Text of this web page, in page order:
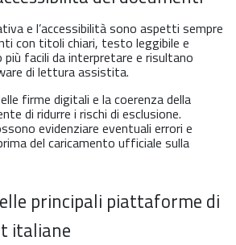
e l’accessibilità sono aspetti sempre
con titoli chiari, testo leggibile e
facili da interpretare e risultano
di lettura assistita.
firme digitali e la coerenza della
di ridurre i rischi di esclusione.
evidenziare eventuali errori e
del caricamento ufficiale sulla
principali piattaforme di
italiane